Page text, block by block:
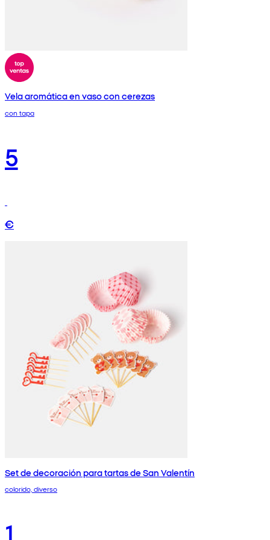
Vela aromática en vaso con cerezas
con tapa
5
€
Set de decoración para tartas de San Valentín
colorido, diverso
1